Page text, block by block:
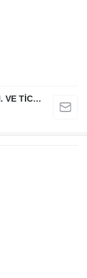
SAURUS YÜKLEME SİSTEMLERİ MAK. SAN. VE TİC. LTD. ŞTİ.